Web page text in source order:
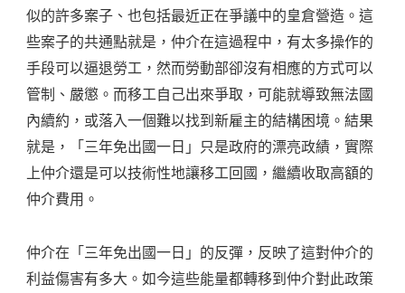
似的許多案子、也包括最近正在爭議中的皇倉營造。這
些案子的共通點就是，仲介在這過程中，有太多操作的
手段可以逼退勞工，然而勞動部卻沒有相應的方式可以
管制、嚴懲。而移工自己出來爭取，可能就導致無法國
內續約，或落入一個難以找到新雇主的結構困境。結果
就是，「三年免出國一日」只是政府的漂亮政績，實際
上仲介還是可以技術性地讓移工回國，繼續收取高額的
仲介費用。
仲介在「三年免出國一日」的反彈，反映了這對仲介的
利益傷害有多大。如今這些能量都轉移到仲介對此政策